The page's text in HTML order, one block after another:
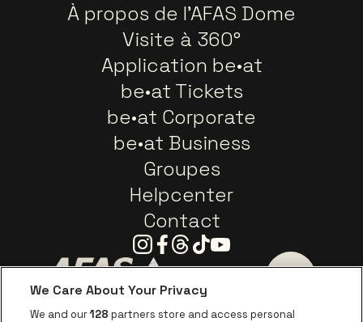
À propos de l'AFAS Dome
Visite à 360°
Application be•at
be•at Tickets
be•at Corporate
be•at Business
Groupes
Helpcenter
Contact
Instagram
Facebook
Threads
TiktokYoutube
Visitez le site de Province
Visitez le
We Care About Your Privacy
We and our128 partners store and access personal